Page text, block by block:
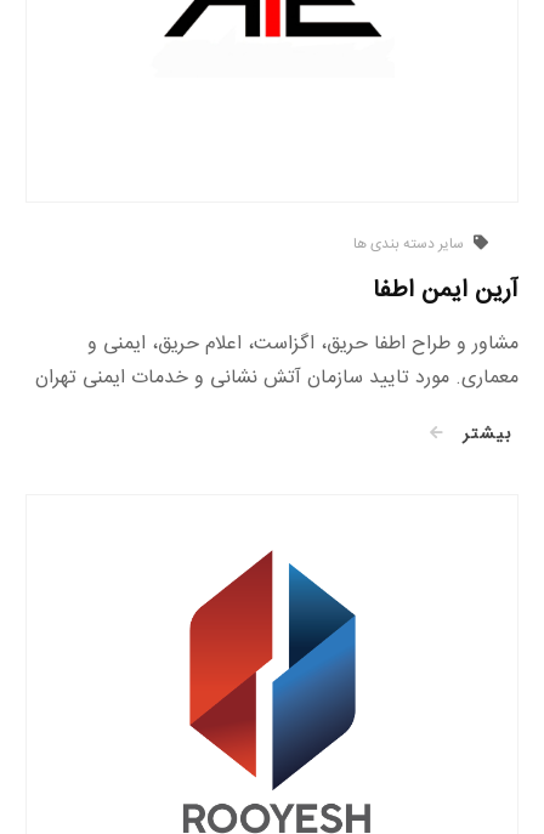
سایر دسته بندی ها
آرین ایمن اطفا
مشاور و طراح اطفا حریق، اگزاست، اعلام حریق، ایمنی و
معماری. مورد تایید سازمان آتش نشانی و خدمات ایمنی تهران
بیشتر